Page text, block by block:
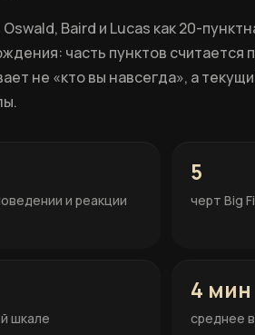
Baird и Lucas как 20-
часть пунктов считается
не «кто вы навсегда», а
и реакции
5
черт Big
шкале
4 мин
среднее